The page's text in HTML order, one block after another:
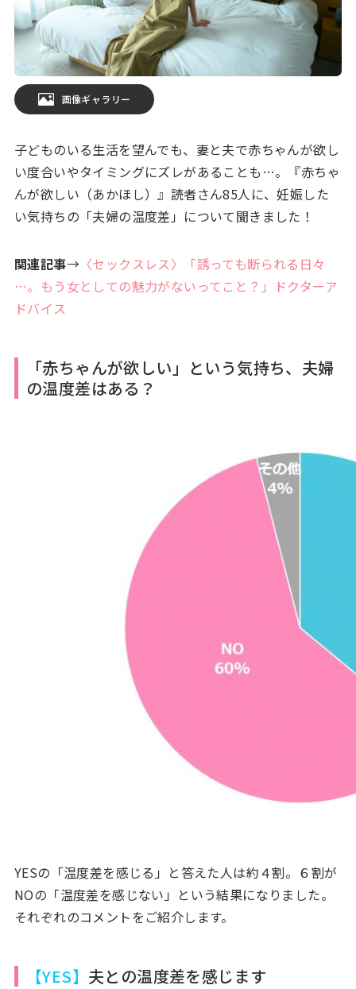
画像ギャラリー
子どものいる生活を望んでも、妻と夫で赤ちゃんが欲し
い度合いやタイミングにズレがあることも…。『赤ちゃ
んが欲しい（あかほし）』読者さん85人に、妊娠した
い気持ちの「夫婦の温度差」について聞きました！
関連記事→〈セックスレス〉「誘っても断られる日々
…。もう女としての魅力がないってこと？」ドクターア
ドバイス
「赤ちゃんが欲しい」という気持ち、夫婦
の温度差はある？
YESの「温度差を感じる」と答えた人は約４割。６割が
NOの「温度差を感じない」という結果になりました。
それぞれのコメントをご紹介します。
【YES】 夫との温度差を感じます